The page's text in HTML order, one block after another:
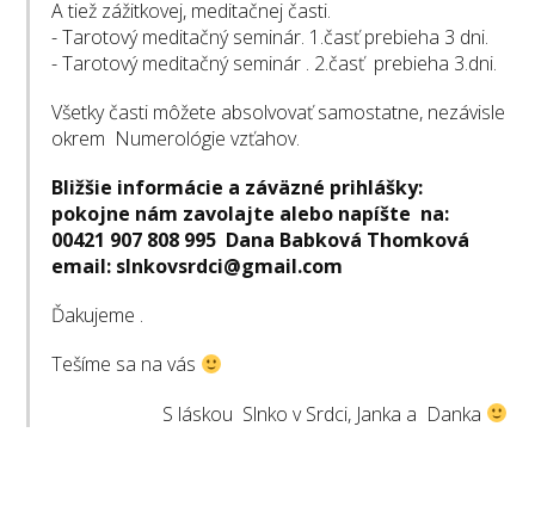
A tiež zážitkovej, meditačnej časti.
- Tarotový meditačný seminár. 1.časť prebieha 3 dni.
- Tarotový meditačný seminár . 2.časť prebieha 3.dni.
Všetky časti môžete absolvovať samostatne, nezávisle
okrem Numerológie vzťahov.
Bližšie informácie a záväzné prihlášky:
pokojne nám zavolajte alebo napíšte na:
00421 907 808 995 Dana Babková Thomková
email: slnkovsrdci@gmail.com
Ďakujeme .
Tešíme sa na vás
S láskou Slnko v Srdci, Janka a Danka